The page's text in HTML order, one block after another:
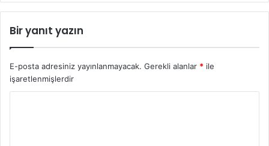
Bir yanıt yazın
E-posta adresiniz yayınlanmayacak. Gerekli alanlar * ile
işaretlenmişlerdir